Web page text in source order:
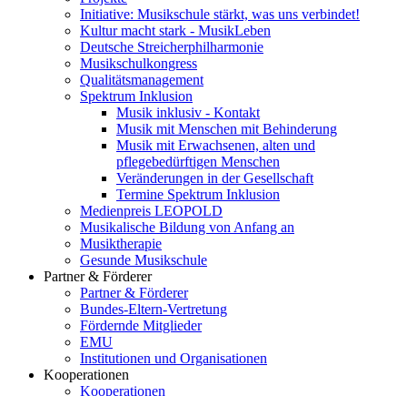
Initiative: Musikschule stärkt, was uns verbindet!
Kultur macht stark - MusikLeben
Deutsche Streicherphilharmonie
Musikschulkongress
Qualitätsmanagement
Spektrum Inklusion
Musik inklusiv - Kontakt
Musik mit Menschen mit Behinderung
Musik mit Erwachsenen, alten und
pflegebedürftigen Menschen
Veränderungen in der Gesellschaft
Termine Spektrum Inklusion
Medienpreis LEOPOLD
Musikalische Bildung von Anfang an
Musiktherapie
Gesunde Musikschule
Partner & Förderer
Partner & Förderer
Bundes-Eltern-Vertretung
Fördernde Mitglieder
EMU
Institutionen und Organisationen
Kooperationen
Kooperationen